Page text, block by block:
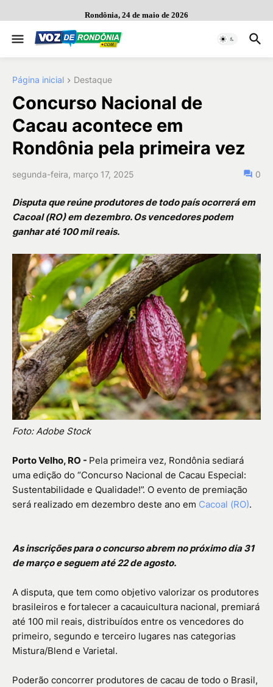
Rondônia, 24 de maio de 2026
Página inicial Destaque
Concurso Nacional de
Cacau acontece em
Rondônia pela primeira vez
segunda-feira, março 17, 2025 0
Disputa que reúne produtores de todo país ocorrerá em
Cacoal (RO) em dezembro. Os vencedores podem
ganhar até 100 mil reais.
Foto: Adobe Stock
Porto Velho, RO - Pela primeira vez, Rondônia sediará
uma edição do “Concurso Nacional de Cacau Especial:
Sustentabilidade e Qualidade!”. O evento de premiação
será realizado em dezembro deste ano em Cacoal (RO).
As inscrições para o concurso abrem no próximo dia 31
de março e seguem até 22 de agosto.
A disputa, que tem como objetivo valorizar os produtores
brasileiros e fortalecer a cacauicultura nacional, premiará
até 100 mil reais, distribuídos entre os vencedores do
primeiro, segundo e terceiro lugares nas categorias
Mistura/Blend e Varietal.
Poderão concorrer produtores de cacau de todo o Brasil,